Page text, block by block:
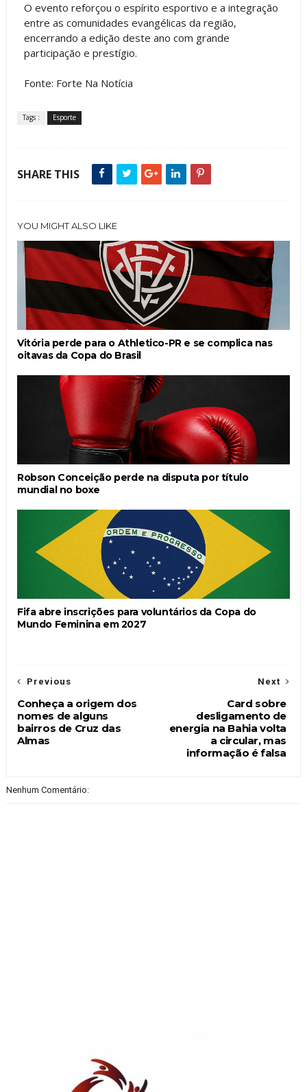
O evento reforçou o espírito esportivo e a integração
entre as comunidades evangélicas da região,
encerrando a edição deste ano com grande
participação e prestígio.
Fonte: Forte Na Notícia
Tags : Esporte
SHARE THIS
YOU MIGHT ALSO LIKE
Vitória perde para o Athletico-PR e se complica nas
oitavas da Copa do Brasil
Robson Conceição perde na disputa por título
mundial no boxe
Fifa abre inscrições para voluntários da Copa do
Mundo Feminina em 2027
Next
Card sobre
desligamento de
energia na Bahia volta
a circular, mas
informação é falsa
Previous
Conheça a origem dos
nomes de alguns
bairros de Cruz das
Almas
Nenhum Comentário: